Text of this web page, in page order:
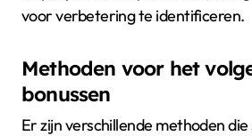
voor verbetering te identificeren.
Methoden voor het
bonussen
Er zijn verschillende methoden